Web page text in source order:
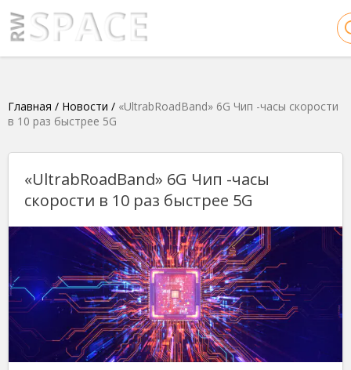
Главная / Новости / «UltrabRoadBand» 6G Чип -часы скорости
в 10 раз быстрее 5G
«UltrabRoadBand» 6G Чип -часы
скорости в 10 раз быстрее 5G